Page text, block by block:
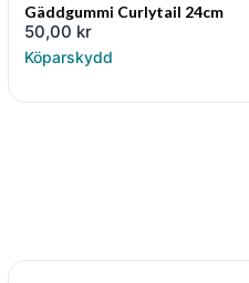
Gäddgummi Curlytail 24cm
50,00 kr
Köparskydd